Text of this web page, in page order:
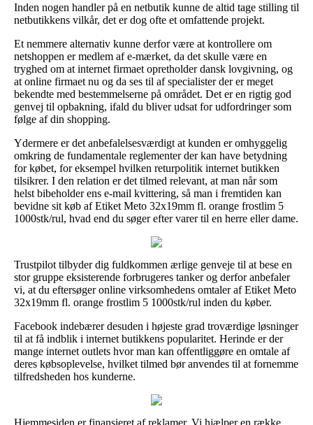
Inden nogen handler på en netbutik kunne de altid tage stilling til
netbutikkens vilkår, det er dog ofte et omfattende projekt.
Et nemmere alternativ kunne derfor være at kontrollere om
netshoppen er medlem af e-mærket, da det skulle være en
tryghed om at internet firmaet opretholder dansk lovgivning, og
at online firmaet nu og da ses til af specialister der er meget
bekendte med bestemmelserne på området. Det er en rigtig god
genvej til opbakning, ifald du bliver udsat for udfordringer som
følge af din shopping.
Ydermere er det anbefalelsesværdigt at kunden er omhyggelig
omkring de fundamentale reglementer der kan have betydning
for købet, for eksempel hvilken returpolitik internet butikken
tilsikrer. I den relation er det tilmed relevant, at man når som
helst bibeholder ens e-mail kvittering, så man i fremtiden kan
bevidne sit køb af Etiket Meto 32x19mm fl. orange frostlim 5
1000stk/rul, hvad end du søger efter varer til en herre eller dame.
Trustpilot tilbyder dig fuldkommen ærlige genveje til at bese en
stor gruppe eksisterende forbrugeres tanker og derfor anbefaler
vi, at du eftersøger online virksomhedens omtaler af Etiket Meto
32x19mm fl. orange frostlim 5 1000stk/rul inden du køber.
Facebook indebærer desuden i højeste grad troværdige løsninger
til at få indblik i internet butikkens popularitet. Herinde er der
mange internet outlets hvor man kan offentliggøre en omtale af
deres købsoplevelse, hvilket tilmed bør anvendes til at fornemme
tilfredsheden hos kunderne.
Hjemmesiden er finansieret af reklamer. Vi hjælper en række